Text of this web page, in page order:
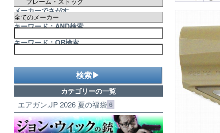
メーカーでさがす
キーワード：AND検索
キーワード：OR検索
検索▶
カテゴリーの一覧
エアガン.JP 2026 夏の福袋 6